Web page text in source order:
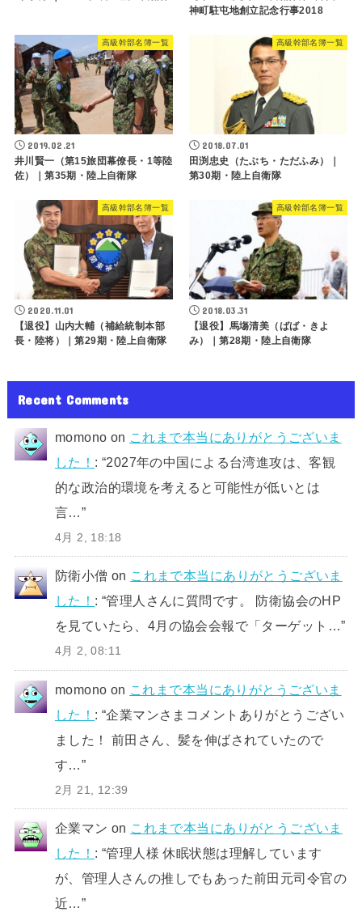
神町駐屯地創立記念行事2018
高級幹部名簿一覧
2019.02.21
井川賢一（第15旅団幕僚長・1等陸
佐）｜第35期・陸上自衛隊
高級幹部名簿一覧
2018.07.01
田渕忠史（たぶち・ただふみ）｜
第30期・陸上自衛隊
高級幹部名簿一覧
2020.11.01
【退役】山内大輔（補給統制本部
長・陸将）｜第29期・陸上自衛隊
高級幹部名簿一覧
2018.03.31
【退役】馬塲清美（ばば・きよ
み）｜第28期・陸上自衛隊
Recent Comments
momono on これまで本当にありがとうございま
した！ : “2027年の中国による台湾進攻は、客観
的な政治的環境を考えると可能性が低いとは
言…”
4月 2, 18:18
防衛小僧 on これまで本当にありがとうございま
した！ : “管理人さんに質問です。 防衛協会のHP
を見ていたら、4月の協会会報で「ターゲット…”
4月 2, 08:11
momono on これまで本当にありがとうございま
した！ : “企業マンさまコメントありがとうござい
ました！ 前田さん、髪を伸ばされていたので
す…”
2月 21, 12:39
企業マン on これまで本当にありがとうございま
した！ : “管理人様 休眠状態は理解しています
が、管理人さんの推しでもあった前田元司令官の
近…”